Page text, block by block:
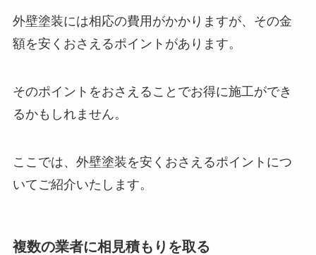
外壁塗装には相応の費用がかかりますが、その金
額を安くおさえるポイントがあります。
そのポイントをおさえることでお得に施工ができ
るかもしれません。
ここでは、外壁塗装を安くおさえるポイントにつ
いてご紹介いたします。
複数の業者に相見積もりを取る